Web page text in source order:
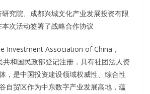
究院、成都兴城文化产业发展投资有限
次活动签署了战略合作协议
Investment Association of China，
共和国民政部登记注册，具有社团法人资
，是中国投资建设领域权威性、综合性
自贸区作为中东数字产业发展高地，蕴